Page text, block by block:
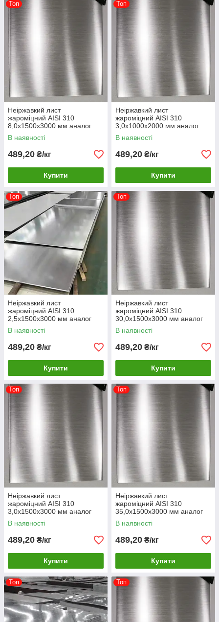
Топ
Неіржавкий лист
жароміцний AISI 310
8,0х1500х3000 мм аналог
20х23Н18
В наявності
489,20 ₴/кг
Купити
Топ
Неіржавкий лист
жароміцний AISI 310
3,0х1000х2000 мм аналог
20х23Н18
В наявності
489,20 ₴/кг
Купити
Топ
Неіржавкий лист
жароміцний AISI 310
2,5х1500х3000 мм аналог
20х23Н18
В наявності
489,20 ₴/кг
Купити
Топ
Неіржавкий лист
жароміцний AISI 310
30,0х1500х3000 мм аналог
20х23Н18
В наявності
489,20 ₴/кг
Купити
Топ
Неіржавкий лист
жароміцний AISI 310
3,0х1500х3000 мм аналог
20х23Н18
В наявності
489,20 ₴/кг
Купити
Топ
Неіржавкий лист
жароміцний AISI 310
35,0х1500х3000 мм аналог
20х23Н18
В наявності
489,20 ₴/кг
Купити
Топ Топ